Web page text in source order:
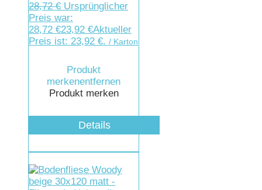
28,72€ Ursprünglicher
Preis war:
28,72 €23,92 €Aktueller
Preis ist: 23,92 €. / Karton
Produkt
merkenentfernen
Produkt merken
Details